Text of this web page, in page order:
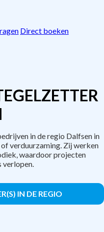
Direct boeken
in de regio Dalfsen in
verduurzaming. Zij werken
waardoor projecten
verlopen.
IN DE REGIO